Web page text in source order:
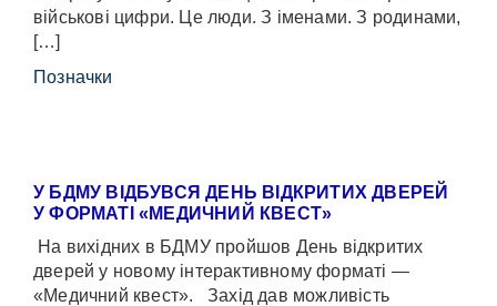
військові цифри. Це люди. З іменами. З родинами,
[…]
Позначки
У БДМУ ВІДБУВСЯ ДЕНЬ ВІДКРИТИХ ДВЕРЕЙ
У ФОРМАТІ «МЕДИЧНИЙ КВЕСТ»
На вихідних в БДМУ пройшов День відкритих
дверей у новому інтерактивному форматі —
«Медичний квест». Захід дав можливість